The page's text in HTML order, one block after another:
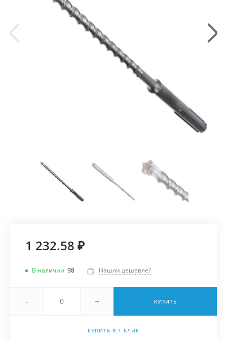
1 232.58 ₽
В наличии 98 Нашли дешевле?
- + КУПИТЬ
КУПИТЬ В 1 КЛИК